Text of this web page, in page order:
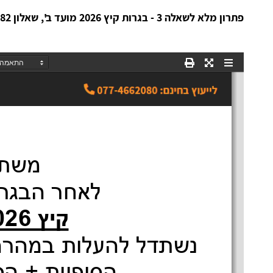
פתרון מלא לשאלה 3 - בגרות קיץ 2026 מועד ב', שאלון 582 (807):